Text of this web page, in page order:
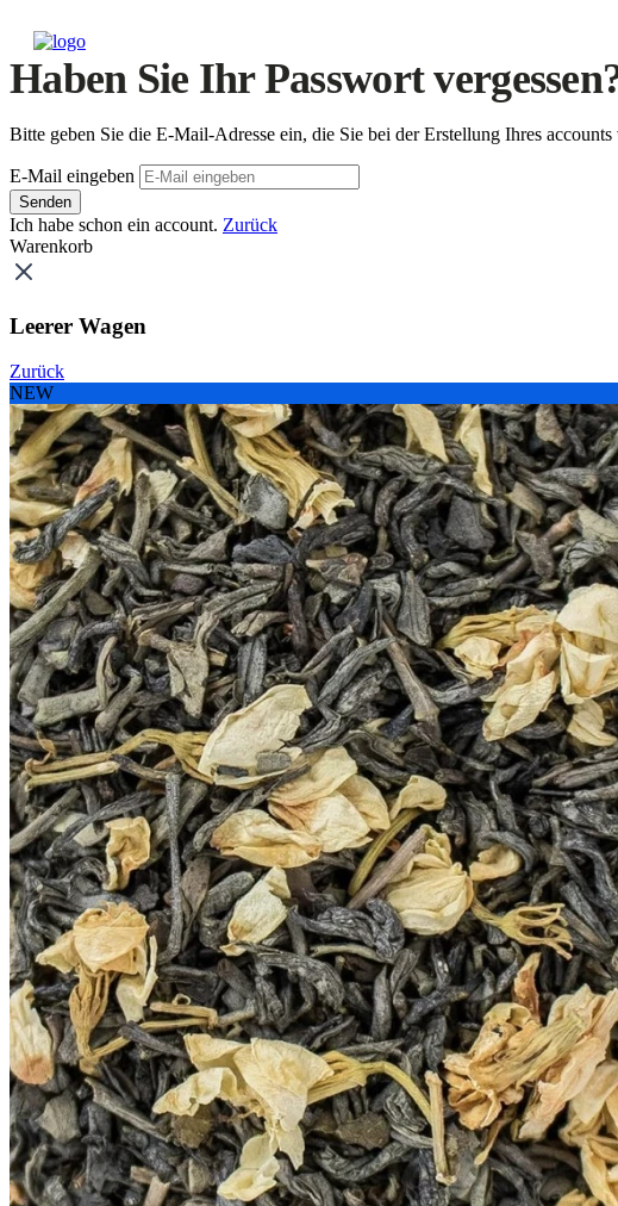
Haben Sie Ihr Passwort
Bitte geben Sie die E-Mail-Adresse ein, die Sie bei der Erstellung Ihres
E-Mail eingeben
Senden
Ich habe schon ein account. Zurück
Warenkorb
Leerer Wagen
Zurück
NEW